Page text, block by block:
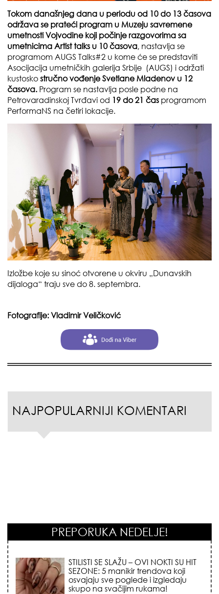
Tokom današnjeg dana u periodu od 10 do 13 časova
održava se prateći program u Muzeju savremene
umetnosti Vojvodine koji počinje razgovorima sa
umetnicima Artist talks u 10 časova, nastavlja se
programom AUGS Talks#2 u kome će se predstaviti
Asocijacija umetničkih galerija Srbije (AUGS) i održati
kustosko stručno vođenje Svetlane Mladenov u 12
časova. Program se nastavlja posle podne na
Petrovaradinskoj Tvrđavi od 19 do 21 čas programom
PerformaNS na četiri lokacije.
Izložbe koje su sinoć otvorene u okviru „Dunavskih
dijaloga“ traju sve do 8. septembra.
Fotografije: Vladimir Veličković
NAJPOPULARNIJI KOMENTARI
PREPORUKA NEDELJE!
STILISTI SE SLAŽU – OVI NOKTI SU HIT
SEZONE: 5 manikir trendova koji
osvajaju sve poglede i izgledaju
skupo na svačijim rukama!